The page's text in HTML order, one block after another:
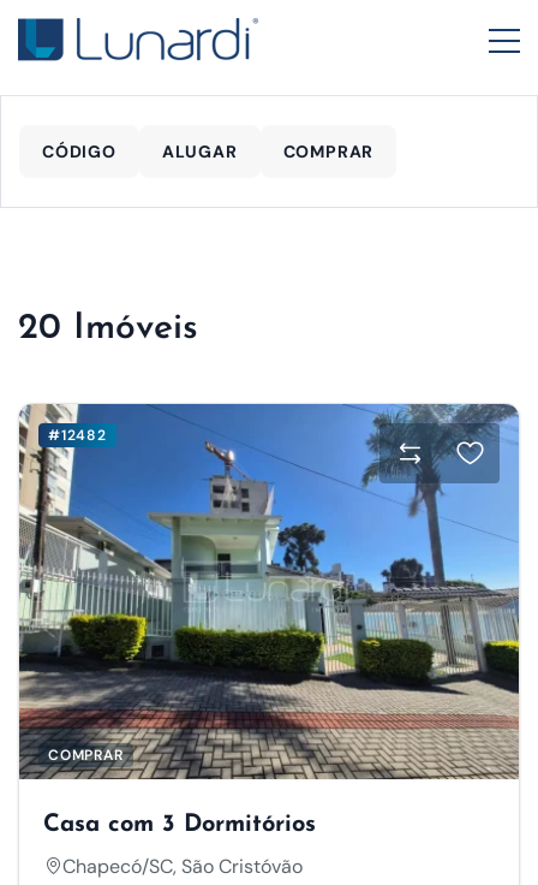
CÓDIGO ALUGAR COMPRAR
20 Imóveis
#12482
COMPRAR
Casa com 3 Dormitórios
Chapecó/SC, São Cristóvão